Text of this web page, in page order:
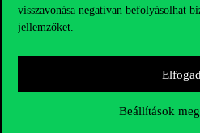
visszavonása negatívan befolyásolhat
jellemzőket.
Elfogad
Beállítások
Telefonszám:+36 1 482 5000
Kérdésed van a felvételivel
Oktatói elérhetőségek